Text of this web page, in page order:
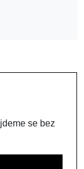
se bez